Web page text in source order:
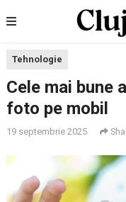
Tehnologie
Cele mai bune
foto pe mobil
19 septembrie 2025